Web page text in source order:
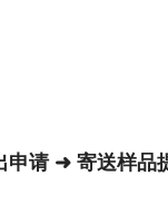
申请 ➜ 寄送样品